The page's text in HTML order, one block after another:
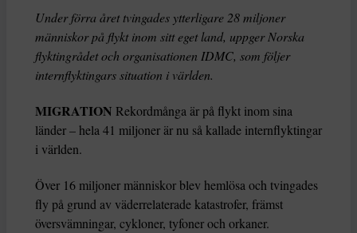
Under förra året tvingades ytterligare 28 miljoner
människor på flykt inom sitt eget land, uppger Norska
flyktingrådet och organisationen IDMC, som följer
internflyktingars situation i världen.
MIGRATION Rekordmånga är på flykt inom sina
länder – hela 41 miljoner är nu så kallade internflyktingar
i världen.
Över 16 miljoner människor blev hemlösa och tvingades
fly på grund av väderrelaterade katastrofer, främst
översvämningar, cykloner, tyfoner och orkaner.